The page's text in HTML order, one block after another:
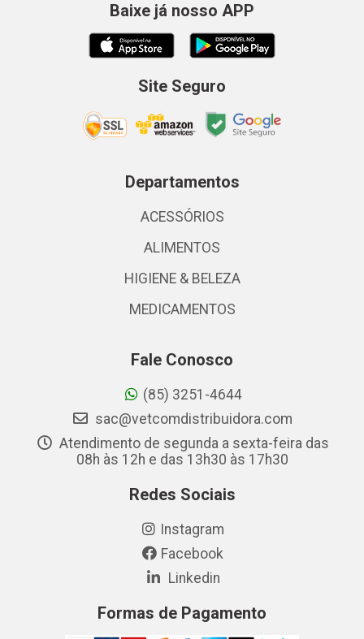
Baixe já nosso APP
Site Seguro
Departamentos
ACESSÓRIOS
ALIMENTOS
HIGIENE & BELEZA
MEDICAMENTOS
Fale Conosco
(85) 3251-4644
sac@vetcomdistribuidora.com
Atendimento de segunda a sexta-feira das
08h às 12h e das 13h30 às 17h30
Redes Sociais
Instagram
Facebook
Linkedin
Formas de Pagamento